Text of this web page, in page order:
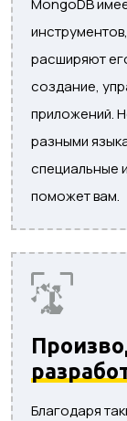
MongoDB
расширяют
создание,
приложений.
разными
специальные
поможет вам.
Благодаря